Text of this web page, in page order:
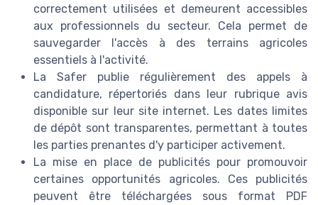
correctement utilisées et demeurent accessibles
aux professionnels du secteur. Cela permet de
sauvegarder l'accès à des terrains agricoles
essentiels à l'activité.
La Safer publie régulièrement des appels à
candidature, répertoriés dans leur rubrique avis
disponible sur leur site internet. Les dates limites
de dépôt sont transparentes, permettant à toutes
les parties prenantes d'y participer activement.
La mise en place de publicités pour promouvoir
certaines opportunités agricoles. Ces publicités
peuvent être téléchargées sous format PDF